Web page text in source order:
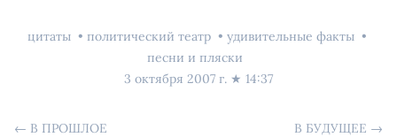
цитаты политический театр
удивительные факты
песни и пляски
3 октября 2007 г. ★ 14:37
← В ПРОШЛОЕ В БУДУЩЕЕ →